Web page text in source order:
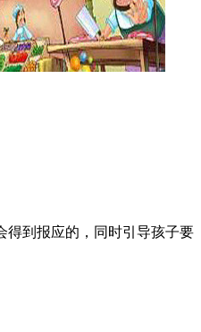
得到报应的，同时引导孩子要